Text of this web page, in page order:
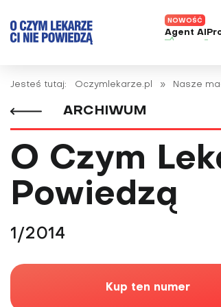
Agent AI
ADHD
Jesteś tutaj: Oczymlekarze.pl » Nasze
ARCHIWUM
O Czym
Powiedzą
1/2014
Kup ten numer